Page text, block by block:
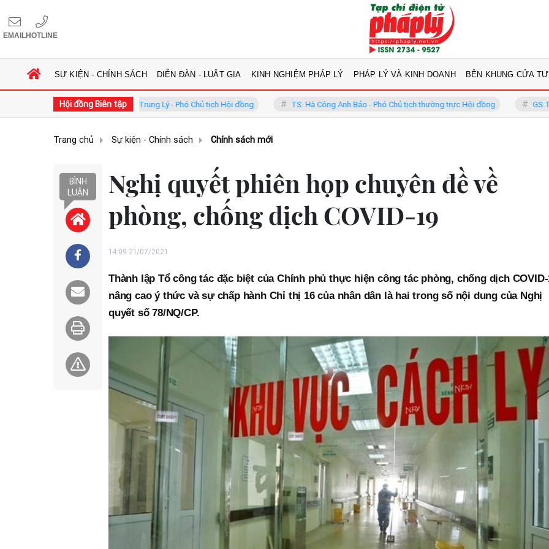
EMAILHOTLINE
SỰ KIỆN - CHÍNH SÁCH DIỄN ĐÀN - LUẬT GIA KINH NGHIỆM PHÁP LÝ PHÁP LÝ VÀ KINH DOANH BÊN KHUNG CỬA
Hội đồng Biên tập
GS.TS. Phan Trung Lý - Phó Chủ tịch Hội đồng TS. Hà Công Anh Bảo - Phó Chủ tịch thường trực Hội đồng GS.TS Võ Khánh
Trang chủ Sự kiện - Chính sách Chính sách mới
BÌNH
LUẬN
Nghị quyết phiên họp chuyên đề về
phòng, chống dịch COVID-19
14:09 21/07/2021
Thành lập Tổ công tác đặc biệt của Chính phủ thực hiện công tác phòng, chống dịch
nâng cao ý thức và sự chấp hành Chỉ thị 16 của nhân dân là hai trong số nội dung của Nghị
quyết số 78/NQ/CP.